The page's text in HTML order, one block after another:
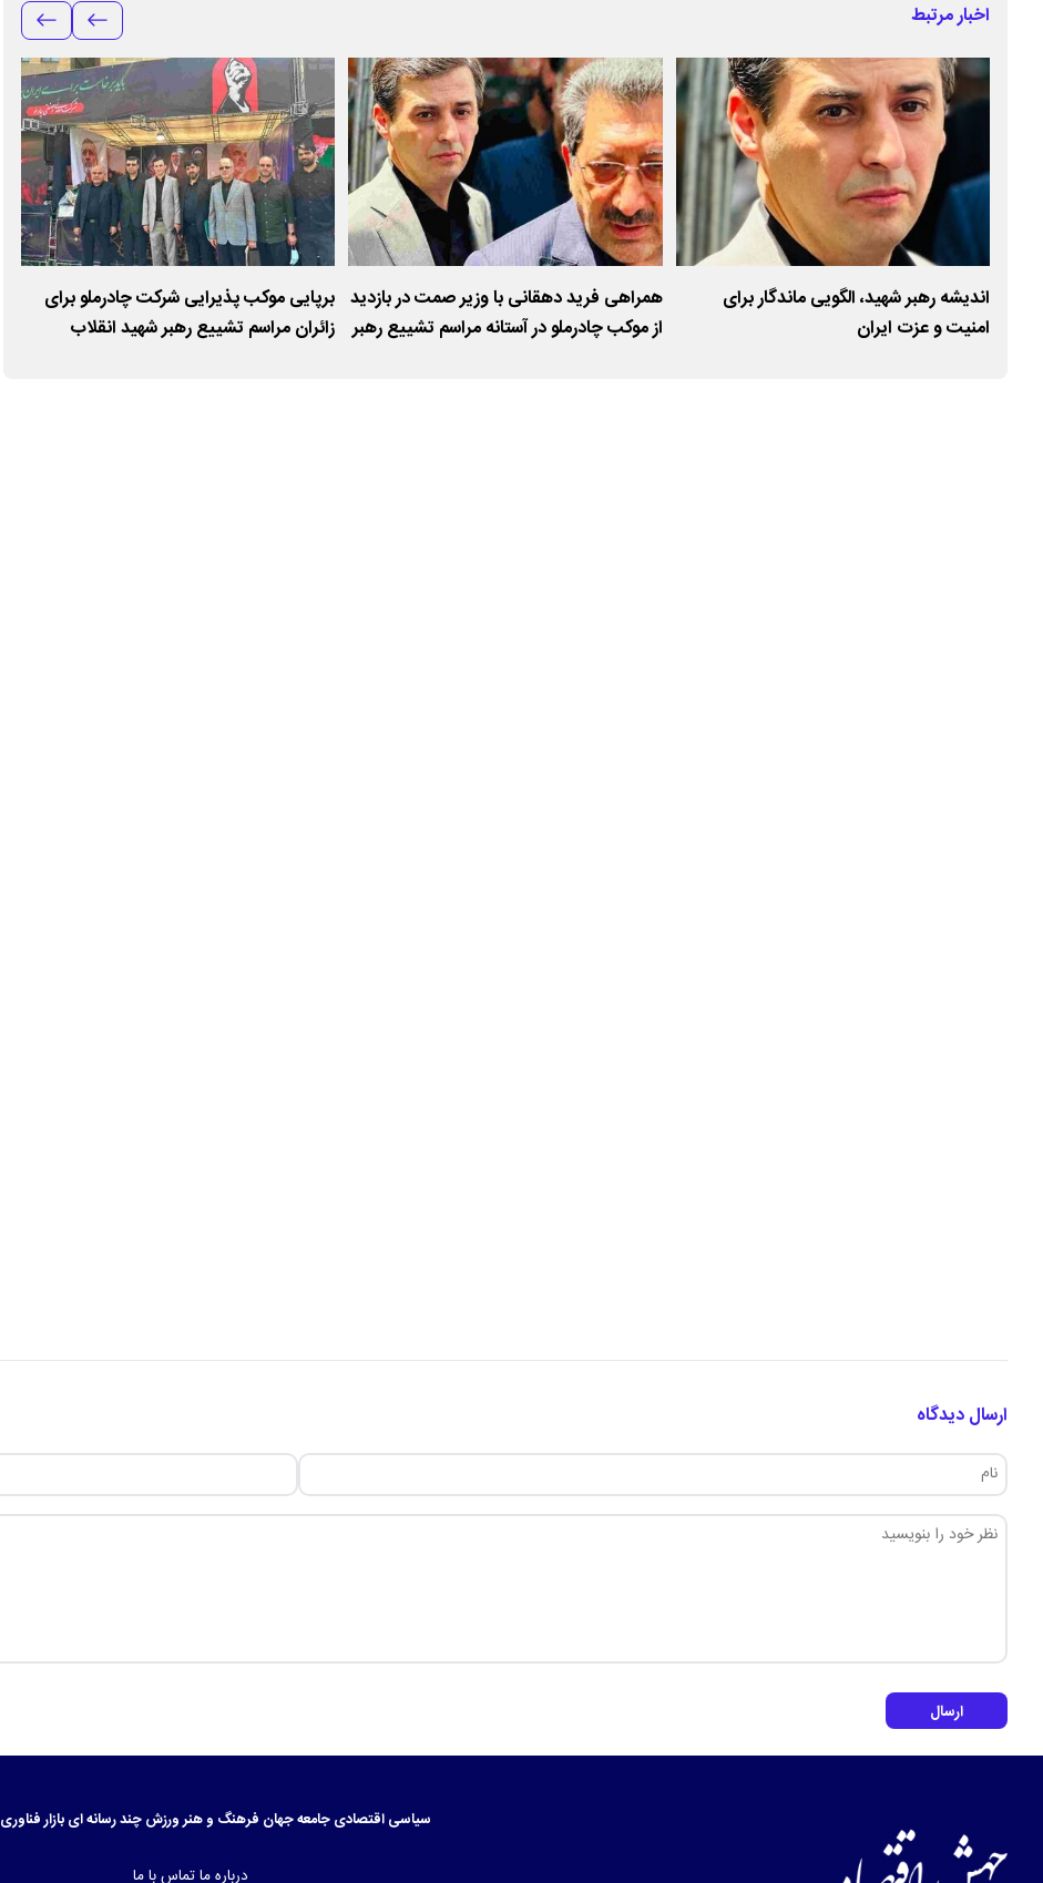
اخبار مرتبط
اندیشه رهبر شهید، الگویی ماندگار برای
امنیت و عزت ایران
همراهی فرید دهقانی با وزیر صمت در بازدید
از موکب چادرملو در آستانه مراسم تشییع رهبر
برپایی موکب پذیرایی شرکت چادرملو برای
زائران مراسم تشییع رهبر شهید انقلاب
ارسال دیدگاه
ارسال
سیاسیاقتصادیجامعهجهان فرهنگ و هنرورزشچند رسانه ایبازارفناوری
درباره ماتماس با ما